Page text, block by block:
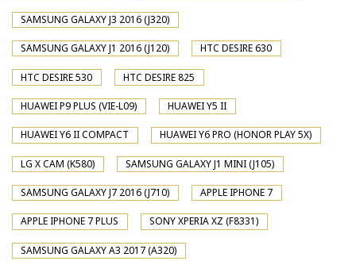
SAMSUNG GALAXY J3 2016 (J320)
SAMSUNG GALAXY J1 2016 (J120) HTC DESIRE 630
HTC DESIRE 530 HTC DESIRE 825
HUAWEI P9 PLUS (VIE-L09) HUAWEI Y5 II
HUAWEI Y6 II COMPACT HUAWEI Y6 PRO (HONOR PLAY 5X)
LG X CAM (K580) SAMSUNG GALAXY J1 MINI (J105)
SAMSUNG GALAXY J7 2016 (J710) APPLE IPHONE 7
APPLE IPHONE 7 PLUS SONY XPERIA XZ (F8331)
SAMSUNG GALAXY A3 2017 (A320)